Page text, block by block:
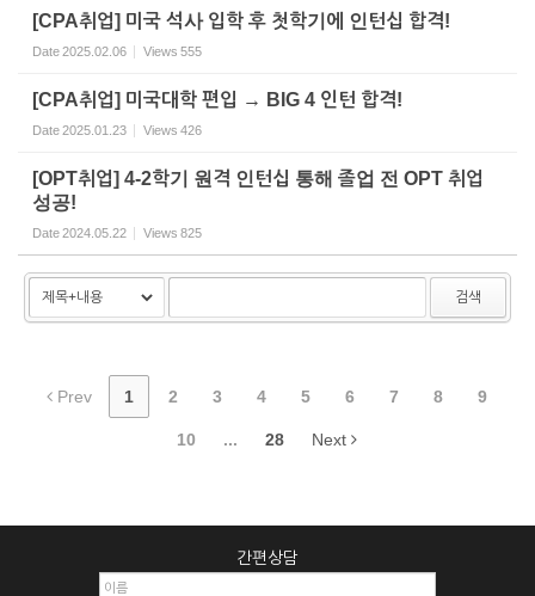
[CPA취업] 미국 석사 입학 후 첫학기에 인턴십 합격!
Date2025.02.06 Views 555
[CPA취업] 미국대학 편입 → BIG 4 인턴 합격!
Date2025.01.23 Views 426
[OPT취업] 4-2학기 원격 인턴십 통해 졸업 전 OPT 취업
성공!
Date2024.05.22 Views 825
검색
Prev 1 2 3 4 5 6 7 8 9
10 ... 28 Next
간편상담